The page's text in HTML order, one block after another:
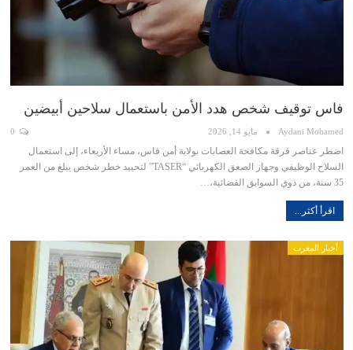
فاس توقيف شخص هدد الأمن باستعمال سلاحين أبيضين
Aydani Mohamed مايو 14, 2026
اضطر عناصر فرقة مكافحة العصابات بولاية أمن فاس، مساء الأربعاء، إلى استعمال
السلاح الوظيفي وجهاز الصعق الكهربائي “TASER” لتحييد خطر شخص يبلغ من العمر
35 سنة، من ذوي السوابق القضائية،…
اقرأ أكثر...
أخبار المغرب